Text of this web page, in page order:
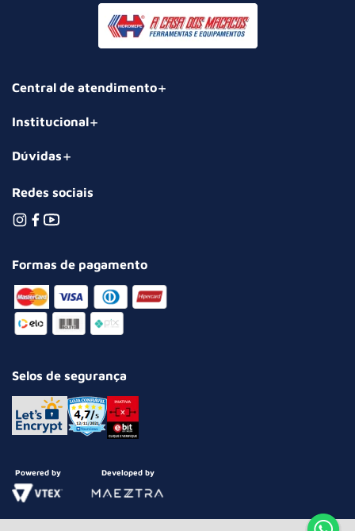
Central de atendimento
Institucional
Dúvidas
Redes sociais
Formas de pagamento
Selos de segurança
Powered by Developed by